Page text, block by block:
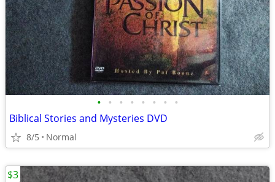
• • • • • • • •
Biblical Stories and Mysteries DVD
8/5 Normal
$3